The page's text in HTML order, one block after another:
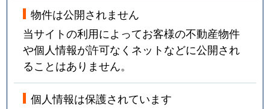
物件は公開されません
当サイトの利用によってお客様の不動産物件
や個人情報が許可なくネットなどに公開され
ることはありません。
個人情報は保護されています